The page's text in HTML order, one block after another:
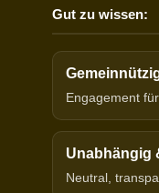
Gut zu wissen:
Engagement
Unabhängig
Neutral,